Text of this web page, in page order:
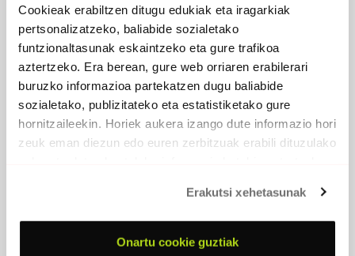
Cookieak erabiltzen ditugu edukiak eta iragarkiak
pertsonalizatzeko, baliabide sozialetako
funtzionaltasunak eskaintzeko eta gure trafikoa
aztertzeko. Era berean, gure web orriaren erabilerari
buruzko informazioa partekatzen dugu baliabide
sozialetako, publizitateko eta estatistiketako gure
hornitzaileekin. Horiek aukera izango dute informazio hori
zeuk eman diezun edo euren zerbitzuak erabili dituzulako
Erakutsi xehetasunak
Onartu cookie guztiak
ITZAL ZIKINAK